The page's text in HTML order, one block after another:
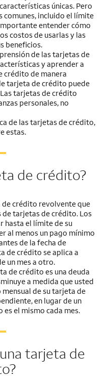
únicas. Pero
comunes, incluido el límite
entender cómo
costos de usarlas y las
beneficios.
de las tarjetas de
y aprender a
crédito de manera
tarjeta de crédito puede
tarjetas de crédito
personales, no
de las tarjetas de crédito,
estas.
de crédito?
de crédito revolvente que
tarjetas de crédito. Los
hasta el límite de su
al menos un pago mínimo
de la fecha de
de crédito se aplica a
un mes a otro.
de crédito es una deuda
a medida que usted
de su tarjeta de
en lugar de un
el mismo cada mes.
tarjeta de